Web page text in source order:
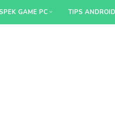
SPEK GAME PC TIPS ANDROID